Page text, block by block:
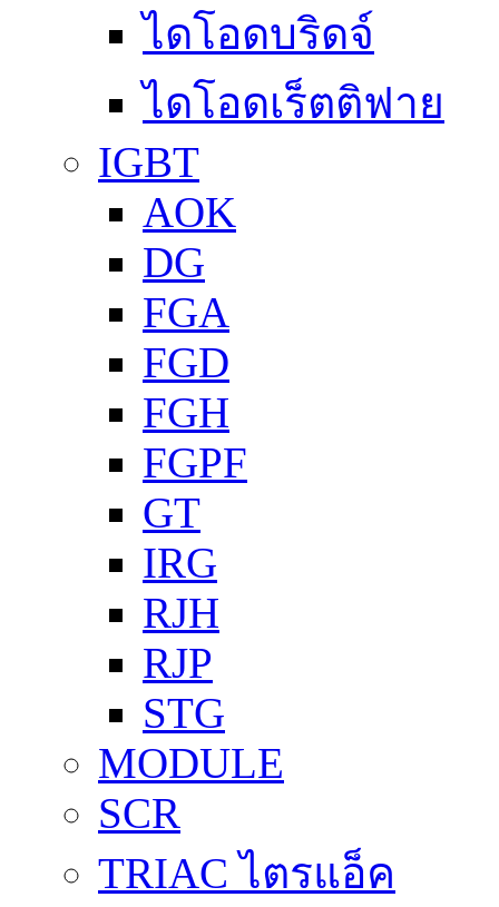
ไดโอดบริดจ์
ไดโอดเร็ตติฟาย
IGBT
AOK
DG
FGA
FGD
FGH
FGPF
GT
IRG
RJH
RJP
STG
MODULE
SCR
TRIAC ไตรแอ็ค